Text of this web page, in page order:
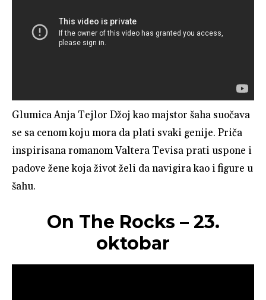
Glumica Anja Tejlor Džoj kao majstor šaha suočava
se sa cenom koju mora da plati svaki genije. Priča
inspirisana romanom Valtera Tevisa prati uspone i
padove žene koja život želi da navigira kao i figure u
šahu.
On The Rocks – 23.
oktobar